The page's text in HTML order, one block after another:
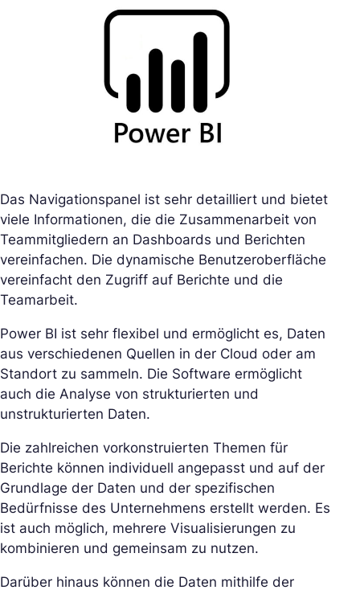
Das Navigationspanel ist sehr detailliert und bietet
viele Informationen, die die Zusammenarbeit von
Teammitgliedern an Dashboards und Berichten
vereinfachen. Die dynamische Benutzeroberfläche
vereinfacht den Zugriff auf Berichte und die
Teamarbeit.
Power BI ist sehr flexibel und ermöglicht es, Daten
aus verschiedenen Quellen in der Cloud oder am
Standort zu sammeln. Die Software ermöglicht
auch die Analyse von strukturierten und
unstrukturierten Daten.
Die zahlreichen vorkonstruierten Themen für
Berichte können individuell angepasst und auf der
Grundlage der Daten und der spezifischen
Bedürfnisse des Unternehmens erstellt werden. Es
ist auch möglich, mehrere Visualisierungen zu
kombinieren und gemeinsam zu nutzen.
Darüber hinaus können die Daten mithilfe der